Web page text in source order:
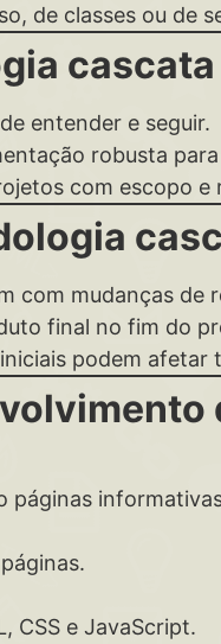
de classes ou de
cascata
entender e seguir.
robusta
com escopo
com mudanças de
final no fim do
podem afetar
páginas
CSS e JavaScript.